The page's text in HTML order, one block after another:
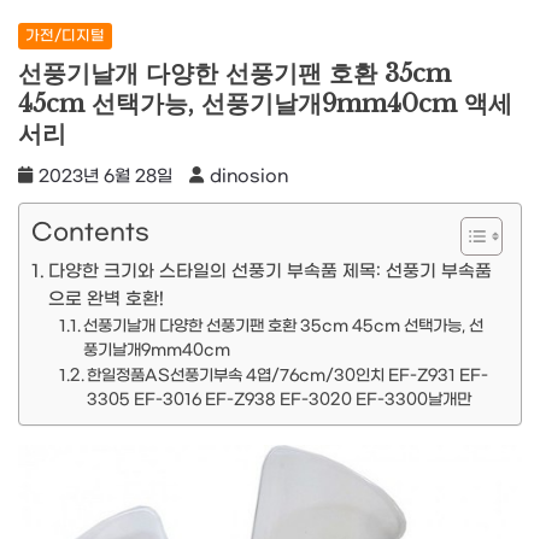
가전/디지털
선풍기날개 다양한 선풍기팬 호환 35cm
45cm 선택가능, 선풍기날개9mm40cm 액세
서리
2023년 6월 28일 dinosion
Contents
다양한 크기와 스타일의 선풍기 부속품 제목: 선풍기 부속품
으로 완벽 호환!
선풍기날개 다양한 선풍기팬 호환 35cm 45cm 선택가능, 선
풍기날개9mm40cm
한일정품AS선풍기부속 4엽/76cm/30인치 EF-Z931 EF-
3305 EF-3016 EF-Z938 EF-3020 EF-3300날개만